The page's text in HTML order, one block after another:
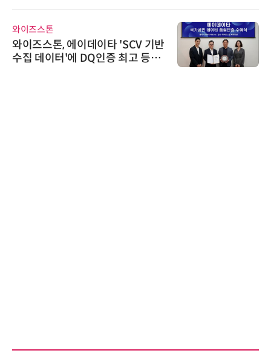
와이즈스톤
와이즈스톤, 에이데이타 'SCV 기반
수집 데이터'에 DQ인증 최고 등급